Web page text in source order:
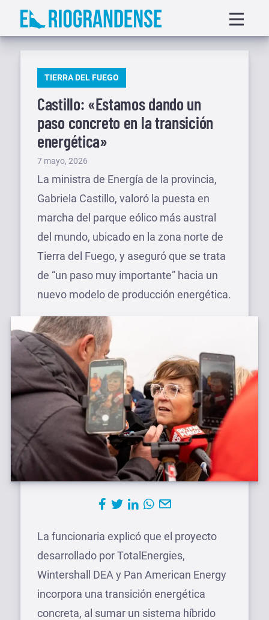
Saltar
menu
PUBLICADO
TIERRA DEL FUEGO
Castillo: «Estamos dando un
paso concreto en la transición
energética»
Publicado
el
7 mayo, 2026
La ministra de Energía de la provincia,
Gabriela Castillo, valoró la puesta en
marcha del parque eólico más austral
del mundo, ubicado en la zona norte de
Tierra del Fuego, y aseguró que se trata
de “un paso muy importante” hacia un
nuevo modelo de producción energética.
La funcionaria explicó que el proyecto
desarrollado por TotalEnergies,
Wintershall DEA y Pan American Energy
incorpora una transición energética
concreta, al sumar un sistema híbrido